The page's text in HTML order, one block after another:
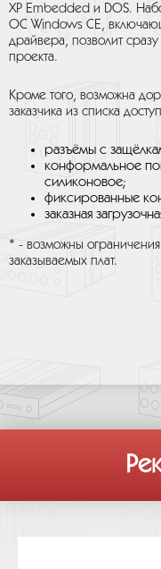
XP Embedded и DOS.
ОС Windows CE,
драйвера, позволит
проекта.
Кроме того, возможна
заказчика из списка
разъёмы с
конформальное
силиконовое;
фиксированные
заказная
* - возможны
заказываемых плат.